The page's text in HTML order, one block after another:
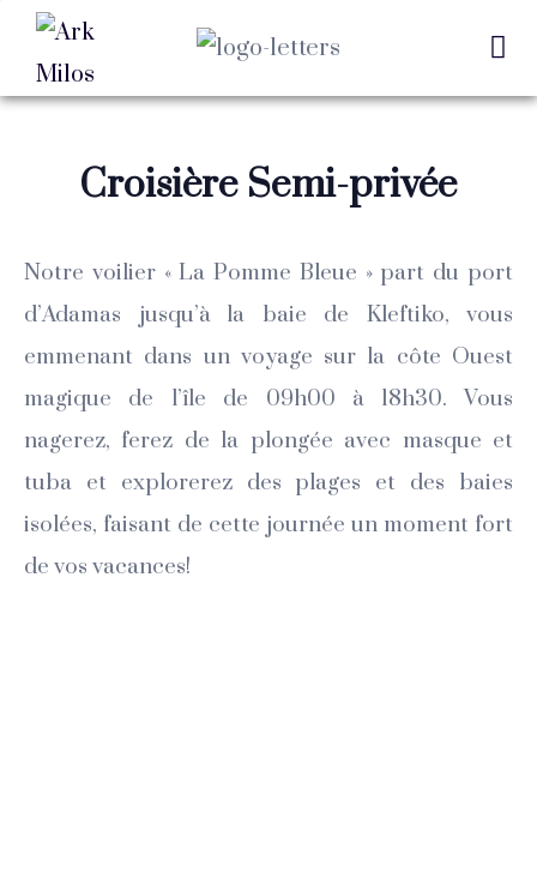
Croisière Semi-privée
Notre voilier « La Pomme Bleue » part du port
d’Adamas jusqu’à la baie de Kleftiko, vous
emmenant dans un voyage sur la côte Ouest
magique de l’île de 09h00 à 18h30. Vous
nagerez, ferez de la plongée avec masque et
tuba et explorerez des plages et des baies
isolées, faisant de cette journée un moment fort
de vos vacances!